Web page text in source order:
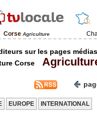
Corse Agriculture
sur les pages
Corse
EUROPE INTERNATIONAL